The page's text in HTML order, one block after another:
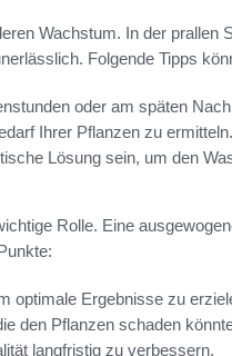
Wachstum. In der prallen
Folgende Tipps
oder am späten
Ihrer Pflanzen zu ermitteln.
Lösung sein, um den
Rolle. Eine
optimale Ergebnisse zu
den Pflanzen schaden
langfristig zu verbessern.